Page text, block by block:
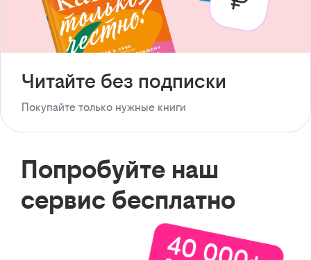
Читайте без подписки
Покупайте только нужные книги
Попробуйте наш
сервис бесплатно